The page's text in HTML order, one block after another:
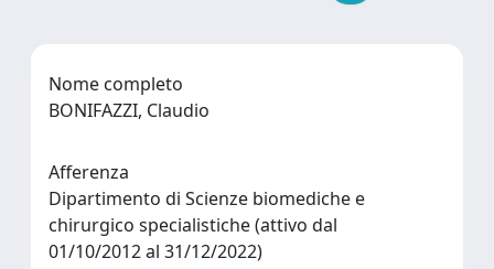
Nome completo
BONIFAZZI, Claudio
Afferenza
Dipartimento di Scienze biomediche e
chirurgico specialistiche (attivo dal
01/10/2012 al 31/12/2022)